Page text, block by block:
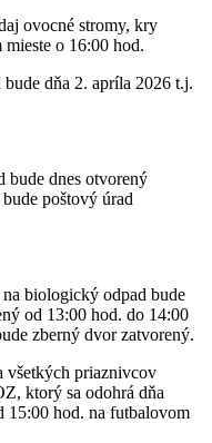
ovocné stromy, kry
o 16:00 hod.
dňa 2. apríla 2026 t.j.
bude dnes otvorený
poštový úrad
biologický odpad bude
od 13:00 hod. do 14:00
zberný dvor zatvorený.
všetkých priaznivcov
ktorý sa odohrá dňa
15:00 hod. na futbalovom